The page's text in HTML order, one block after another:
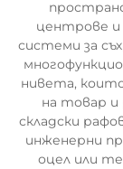
центрове и
системи за
нивета,
на товар
складски
инженерни
оцел или